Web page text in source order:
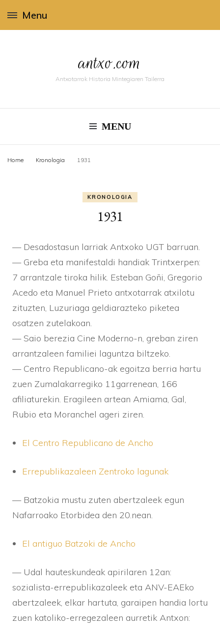
Menu
antxo.com
Antxotarrok Historia Mintegiaren Tailerra
MENU
Home Kronologia 1931
KRONOLOGIA
1931
— Desadostasun larriak Antxoko UGT barruan.
— Greba eta manifestaldi handiak Trintxerpen:
7 arrantzale tiroka hilik. Esteban Goñi, Gregorio
Acedo eta Manuel Prieto antxotarrak atxilotu
zituzten, Luzuriaga geldiarazteko piketea
osatzen zutelakoan.
— Saio berezia Cine Moderno-n, greban ziren
arrantzaleen familiei laguntza biltzeko.
— Centro Republicano-ak egoitza berria hartu
zuen Zumalakarregiko 11garrenean, 166
afiliaturekin. Eragileen artean Amiama, Gal,
Rubio eta Moranchel ageri ziren.
El Centro Republicano de Ancho
Errepublikazaleen Zentroko lagunak
— Batzokia mustu zuten abertzaleek egun
Nafarroako Etorbidea den 20.nean.
El antiguo Batzoki de Ancho
— Udal hauteskundeak apirilaren 12an:
sozialista-errepublikazaleek eta ANV-EAEko
abertzaleek, elkar hartuta, garaipen handia lortu
zuen katoliko-erregezaleen aurretik Antxon: